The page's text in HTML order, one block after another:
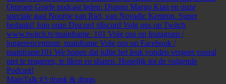
MainTalk #3 drank & drugs